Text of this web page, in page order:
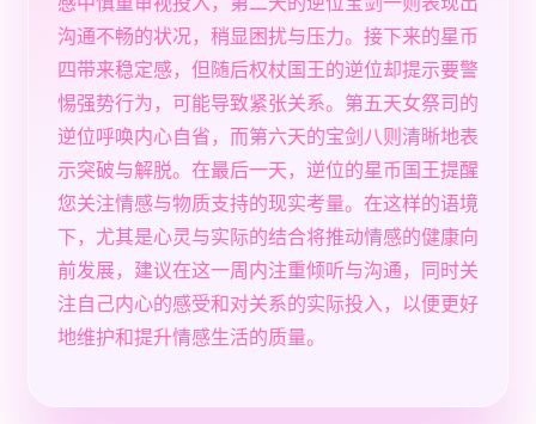
沟通不畅的状况，稍显困扰与压力。接下来的星币
四带来稳定感，但随后权杖国王的逆位却提示要警
惕强势行为，可能导致紧张关系。第五天女祭司的
逆位呼唤内心自省，而第六天的宝剑八则清晰地表
示突破与解脱。在最后一天，逆位的星币国王提醒
您关注情感与物质支持的现实考量。在这样的语境
下，尤其是心灵与实际的结合将推动情感的健康向
前发展，建议在这一周内注重倾听与沟通，同时关
注自己内心的感受和对关系的实际投入，以便更好
地维护和提升情感生活的质量。